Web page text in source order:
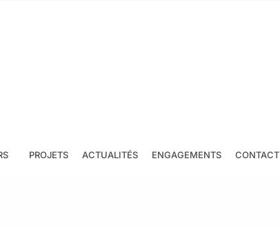
PROJETS ACTUALITÉS ENGAGEMENTS CONTACT